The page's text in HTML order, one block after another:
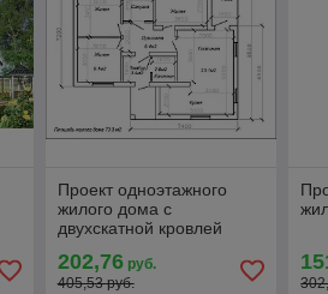
Проект одноэтажного
жилого дома с
двухскатной кровлей
202,76руб.
405,53 руб.